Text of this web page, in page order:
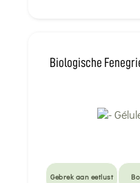
Biologische
Gebrek aan eetlust